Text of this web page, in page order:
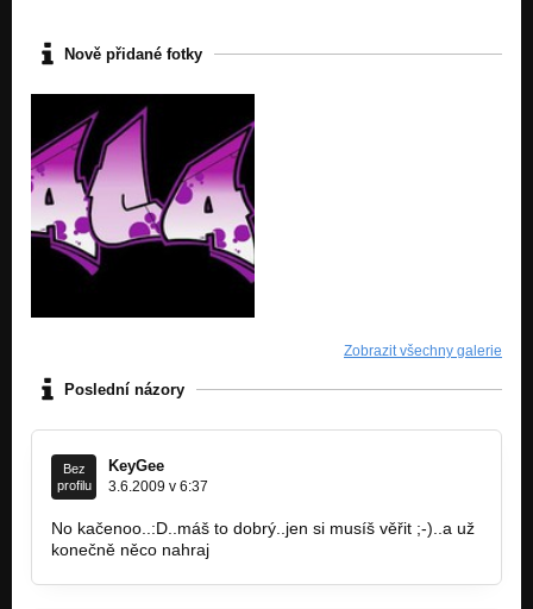
Nově přidané fotky
Zobrazit všechny galerie
Poslední názory
Bez
profilu
KeyGee
3.6.2009 v 6:37
No kačenoo..:D..máš to dobrý..jen si musíš věřit ;-)..a už
konečně něco nahraj